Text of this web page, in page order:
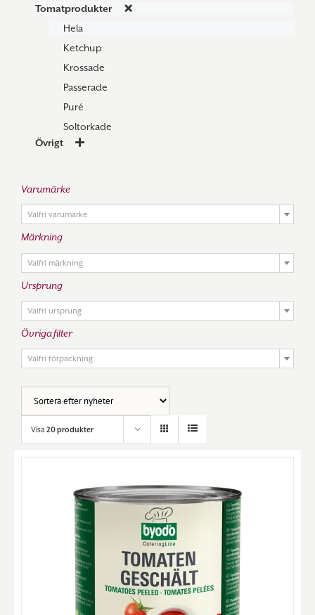
Visa 20 produkter
Tomatprodukter
Hela
Ketchup
Krossade
Passerade
Puré
Soltorkade
Övrigt
Varumärke
Valfri varumärke
Märkning
Valfri märkning
Ursprung
Valfri ursprung
Övriga filter
Valfri förpackning